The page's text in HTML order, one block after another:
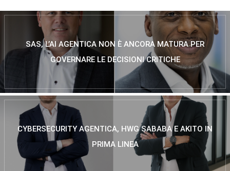
SAS, L’AI AGENTICA NON È ANCORA MATURA PER
GOVERNARE LE DECISIONI CRITICHE
CYBERSECURITY AGENTICA, HWG SABABA E AKITO IN
PRIMA LINEA